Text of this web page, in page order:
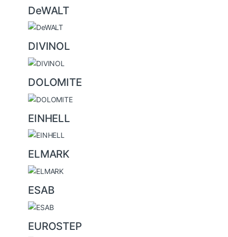
DeWALT
DIVINOL
DOLOMITE
EINHELL
ELMARK
ESAB
EUROSTEP